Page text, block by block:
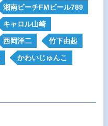
湘南ビーチFMビール789
キャロル山崎
西岡洋二 竹下由起
かわいじゅんこ